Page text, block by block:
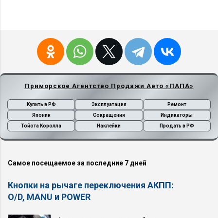
Приморское Агентство Продажи Авто «ПАПА»
Купить в РФ
Япония
Тойота Королла
Эксплуатация
Сокращения
Наклейки
Ремонт
Индикаторы
Продать в РФ
Самое посещаемое за последние 7 дней
Кнопки на рычаге переключения АКПП:
O/D, MANU и POWER